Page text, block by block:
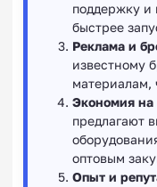
поддержку и
быстрее
Реклама и
известному
материалам,
Экономия на
предлагают
оптовым
Опыт и